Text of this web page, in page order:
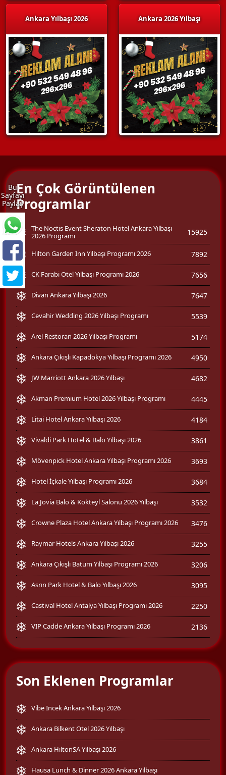
Ankara Yılbaşı 2026 Ankara 2026 Yılbaşı
Bu
Sayfayı
Paylaş
En Çok Görüntülenen
Programlar
The Noctis Event Sheraton Hotel Ankara Yılbaşı
2026 Programı
15925
Hilton Garden Inn Yılbaşı Programı 2026 7892
CK Farabi Otel Yılbaşı Programı 2026 7656
Divan Ankara Yılbaşı 2026 7647
Cevahir Wedding 2026 Yılbaşı Programı 5539
Arel Restoran 2026 Yılbaşı Programı 5174
Ankara Çıkışlı Kapadokya Yılbaşı Programı 2026 4950
JW Marriott Ankara 2026 Yılbaşı 4682
Akman Premium Hotel 2026 Yılbaşı Programı 4445
Litai Hotel Ankara Yılbaşı 2026 4184
Vivaldi Park Hotel & Balo Yılbaşı 2026 3861
Mövenpick Hotel Ankara Yılbaşı Programı 2026 3693
Hotel İçkale Yılbaşı Programı 2026 3684
La Jovia Balo & Kokteyl Salonu 2026 Yılbaşı 3532
Crowne Plaza Hotel Ankara Yılbaşı Programı 2026 3476
Raymar Hotels Ankara Yılbaşı 2026 3255
Ankara Çıkışlı Batum Yılbaşı Programı 2026 3206
Asrın Park Hotel & Balo Yılbaşı 2026 3095
Castival Hotel Antalya Yılbaşı Programı 2026 2250
VIP Cadde Ankara Yılbaşı Programı 2026 2136
Son Eklenen Programlar
Vibe İncek Ankara Yılbaşı 2026
Ankara Bilkent Otel 2026 Yılbaşı
Ankara HiltonSA Yılbaşı 2026
Hausa Lunch & Dinner 2026 Ankara Yılbaşı